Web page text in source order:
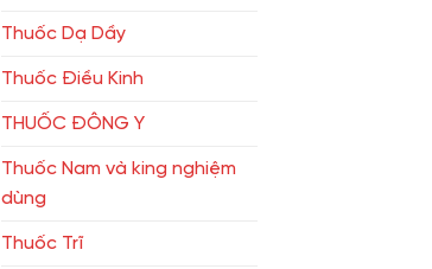
Thuốc Dạ Dầy
Thuốc Điều Kinh
THUỐC ĐÔNG Y
Thuốc Nam và king nghiệm
dùng
Thuốc Trĩ